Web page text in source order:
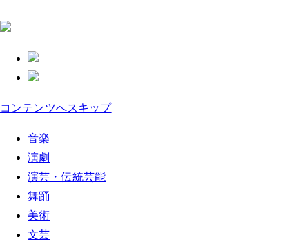
コンテンツへスキップ
音楽
演劇
演芸・伝統芸能
舞踊
美術
文芸